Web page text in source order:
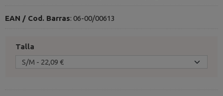
EAN / Cod. Barras: 06-00/00613
Talla